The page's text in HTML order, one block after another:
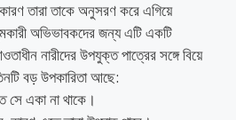
তারা তাকে অনুসরণ করে এগিয়ে
অভিভাবকদের জন্য এটি একটি
নারীদের উপযুক্ত পাত্রের সঙ্গে বিয়ে
বড় উপকারিতা আছে:
সে একা না থাকে।